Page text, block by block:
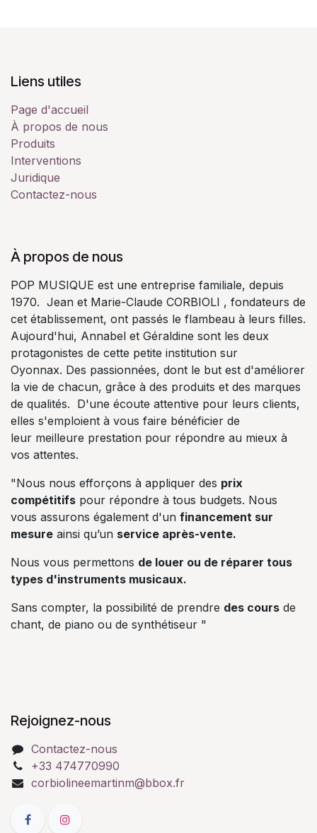
Liens utiles
Page d'accueil
À propos de nous
Produits
Interventions
Juridique
Contactez-nous
À propos de nous
POP MUSIQUE est une entreprise familiale, depuis
1970. Jean et Marie-Claude CORBIOLI , fondateurs de
cet établissement, ont passés le flambeau à leurs filles.
Aujourd'hui, Annabel et Géraldine sont les deux
protagonistes de cette petite institution sur
Oyonnax. Des passionnées, dont le but est d'améliorer
la vie de chacun, grâce à des produits et des marques
de qualités. D'une écoute attentive pour leurs clients,
elles s'emploient à vous faire bénéficier de
leur meilleure prestation pour répondre au mieux à
vos attentes.
"Nous nous efforçons à appliquer des prix
compétitifs pour répondre à tous budgets. Nous
vous assurons également d'un financement sur
mesure ainsi qu’un service après-vente.
Nous vous permettons de louer ou de réparer tous
types d'instruments musicaux.
Sans compter, la possibilité de prendre des cours de
chant, de piano ou de synthétiseur "
Rejoignez-nous
Contactez-nous
+33 474770990
corbiolineemartinm@bbox.fr